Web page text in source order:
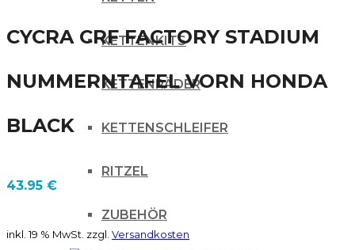
KETTENKITS
KETTENRÄDER
KETTENSCHLEIFER
RITZEL
ZUBEHÖR
CYCRA CRF FACTORY STADIUM
NUMMERNTAFEL VORN HONDA
BLACK
43.95 €
inkl. 19 % MwSt. zzgl. Versandkosten